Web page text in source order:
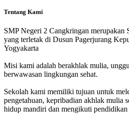
Tentang Kami
SMP Negeri 2 Cangkringan merupakan
yang terletak di Dusun Pagerjurang
Yogyakarta
Misi kami adalah berakhlak mulia,
berwawasan lingkungan sehat.
Sekolah kami memiliki tujuan untuk
pengetahuan, kepribadian akhlak mulia
hidup mandiri dan mengikuti